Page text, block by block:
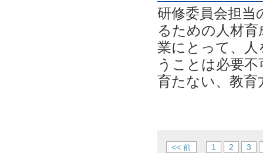
研修委員会担当
るための人材
業にとって、
うことは必要
育たない、教育
<< 前 1 2 3